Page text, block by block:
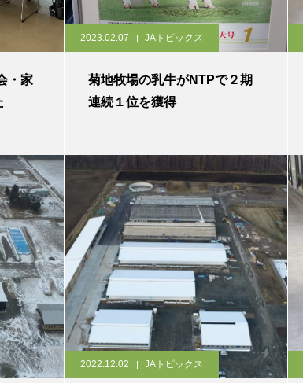
・家
2023.02.07 JAトピックス
菊地牧場の乳牛がNTPで２期
連続１位を獲得
2022.12.02 JAトピックス